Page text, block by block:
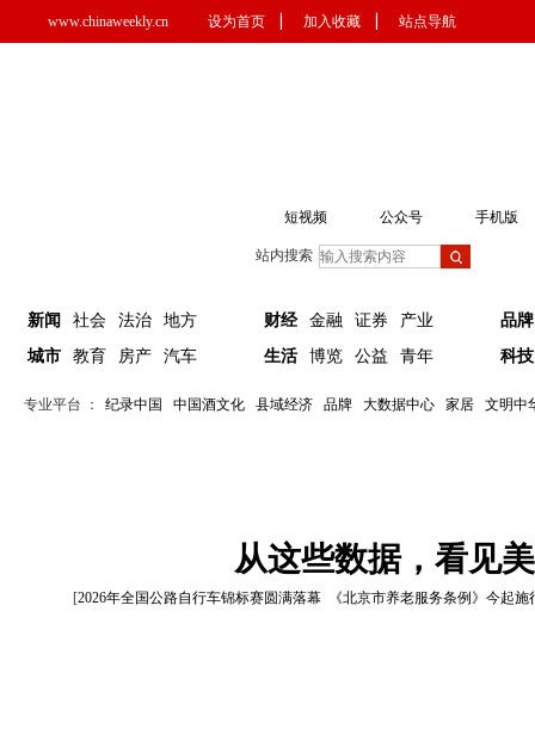
www.chinaweekly.cn 设为首页 加入收藏 站点导航
短视频 公众号 手机版
站内搜索
新闻 社会 法治
地方
城市
教育 房产 汽车
财经 金融 证券
产业
生活
博览 公益 青年
品牌
科技
专业平台 ： 纪录中国 中国酒文化 县域经济 品牌 大数据中心 家居 文明中
从这些数据，看见
[2026年全国公路自行车锦标赛圆满落幕 《北京市养老服务条例》今起施